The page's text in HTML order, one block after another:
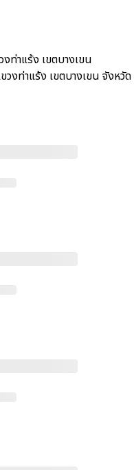
ท่าแร้ง เขตบางเขน
งท่าแร้ง เขตบางเขน จังหวัด